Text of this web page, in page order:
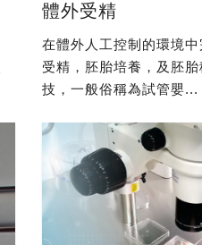
體外受精
在體外人工控制的環境
受精，胚胎培養，及胚
技，一般俗稱為試管嬰...